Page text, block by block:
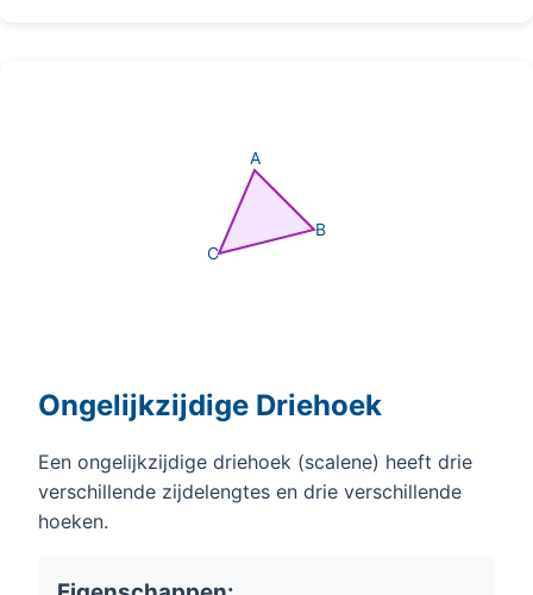
A
B
C
Ongelijkzijdige Driehoek
Een ongelijkzijdige driehoek (scalene) heeft drie
verschillende zijdelengtes en drie verschillende
hoeken.